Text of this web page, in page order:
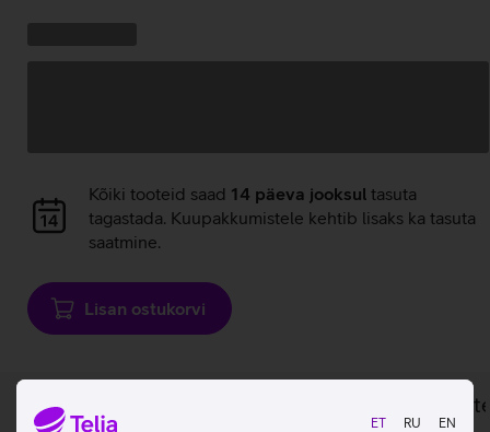
ET RU EN
Andmete
laadimine
Kõiki tooteid saad 14 päeva jooksul tasuta
tagastada. Kuupakkumistele kehtib lisaks ka tasuta
saatmine.
Lisan ostukorvi
Lisainfo